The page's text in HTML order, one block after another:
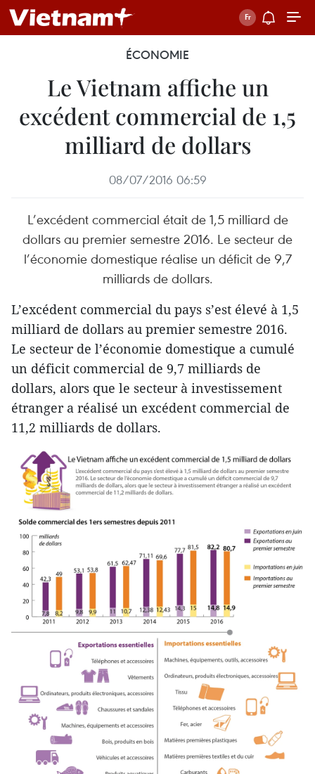
ÉCONOMIE
Le Vietnam affiche un
excédent commercial de 1,5
milliard de dollars
08/07/2016 06:59
L’excédent commercial était de 1,5 milliard de
dollars au premier semestre 2016. Le secteur de
l’économie domestique réalise un déficit de 9,7
milliards de dollars.
L’excédent commercial du pays s’est élevé à 1,5
milliard de dollars au premier semestre 2016.
Le secteur de l’économie domestique a cumulé
un déficit commercial de 9,7 milliards de
dollars, alors que le secteur à investissement
étranger a réalisé un excédent commercial de
11,2 milliards de dollars.